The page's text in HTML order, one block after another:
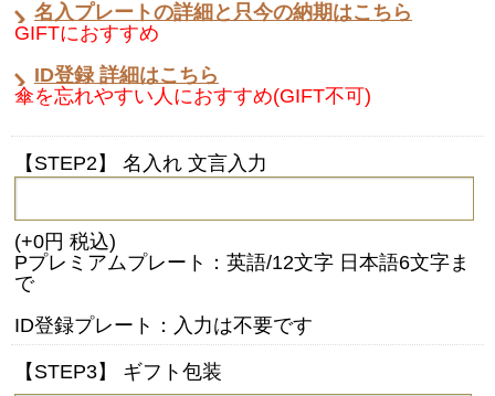
名入プレートの詳細と只今の納期はこちら
GIFTにおすすめ
ID登録 詳細はこちら
傘を忘れやすい人におすすめ(GIFT不可)
【STEP2】 名入れ 文言入力
(+0円 税込)
Pプレミアムプレート：英語/12文字 日本語6文字ま
で
ID登録プレート：入力は不要です
【STEP3】 ギフト包装